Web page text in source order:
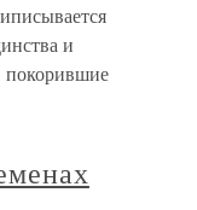
и
покорившие